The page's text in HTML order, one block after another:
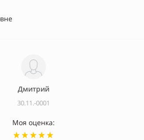
Дмитрий
30.11.-0001
Моя оценка: